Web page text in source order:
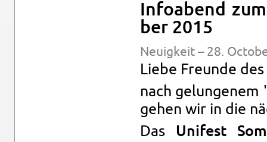
In­foabend
ber 2015
Neuigkeit – 28.
Liebe Fre­unde
nach
gehen wir in die
Das
Unifest